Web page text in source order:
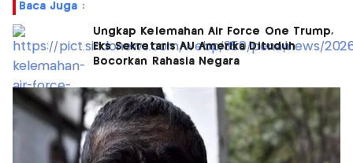
Baca Juga :
Ungkap Kelemahan Air Force One Trump,
Eks Sekretaris AU Amerika Dituduh
Bocorkan Rahasia Negara